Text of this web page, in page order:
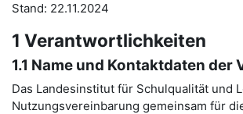
Stand: 22.11.2024
1 Verantwortlichkeiten
1.1 Name und Kontaktdaten
Das Landesinstitut für Schulqualität und
Nutzungsvereinbarung gemeinsam für